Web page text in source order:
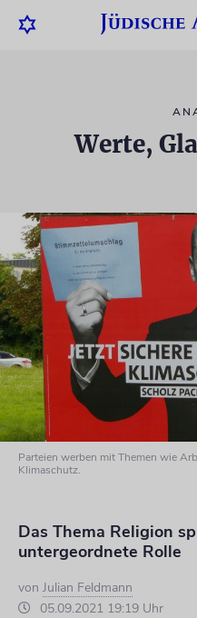
Werte,
Parteien werben mit Themen wie
Klimaschutz.
Das Thema Religion
untergeordnete Rolle
von Julian Feldmann
05.09.2021 19:19 Uhr